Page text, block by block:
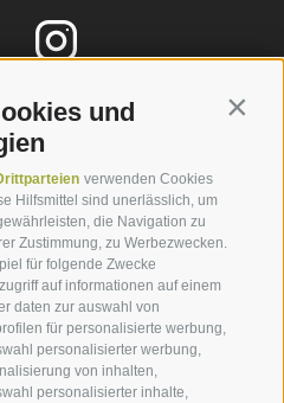
und
verwenden Cookies
Hilfsmittel sind unerlässlich, um
die Navigation zu
Zustimmung, zu Werbezwecken.
für folgende Zwecke
auf informationen auf einem
daten zur auswahl von
für personalisierte werbung,
personalisierter werbung,
von inhalten,
personalisierter inhalte,